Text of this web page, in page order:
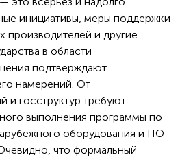
инициативы, меры поддержки
производителей и другие
в области
подтверждают
намерений. От
и госструктур требуют
выполнения программы по
оборудования и ПО
что формальный